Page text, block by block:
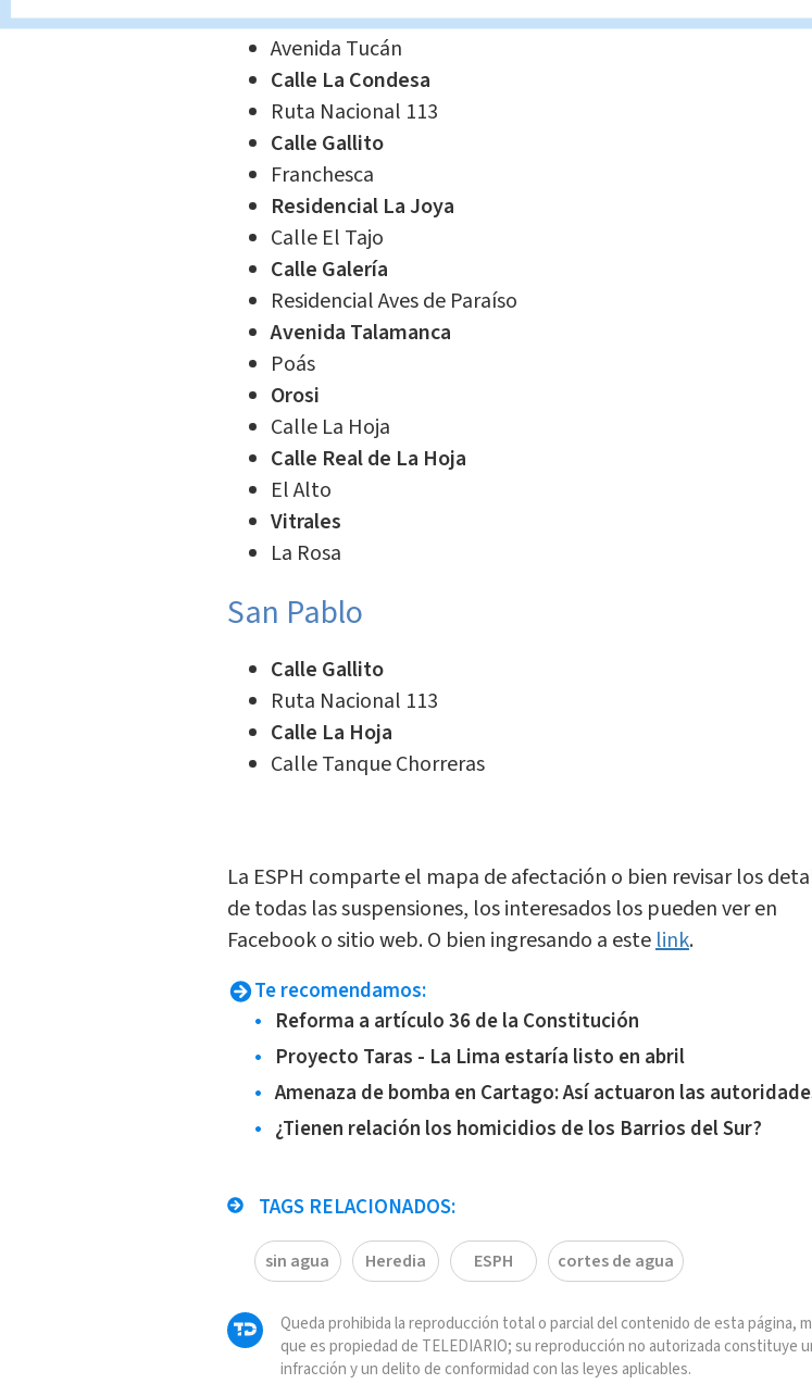
Calle Murillo
Avenida Tucán
Calle La Condesa
Ruta Nacional 113
Calle Gallito
Franchesca
Residencial La Joya
Calle El Tajo
Calle Galería
Residencial Aves de Paraíso
Avenida Talamanca
Poás
Orosi
Calle La Hoja
Calle Real de La Hoja
El Alto
Vitrales
La Rosa
San Pablo
Calle Gallito
Ruta Nacional 113
Calle La Hoja
Calle Tanque Chorreras
​La ESPH comparte el mapa de afectación o bien revisar los
de todas las suspensiones, los interesados los pueden ver en
Facebook o sitio web. O bien ingresando a estelink.
Te recomendamos:
Reforma a artículo 36 de la Constitución
Proyecto Taras - La Lima estaría listo en abril
Amenaza de bomba en Cartago: Así actuaron las
¿Tienen relación los homicidios de los Barrios del Sur?
TAGS RELACIONADOS:
sin agua Heredia ESPH cortes de agua
Queda prohibida la reproducción total o parcial del contenido de esta página,
que es propiedad de TELEDIARIO; su reproducción no autorizada constituye
infracción y un delito de conformidad con las leyes aplicables.